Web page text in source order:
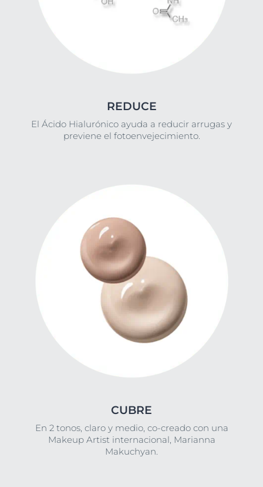
REDUCE
El Ácido Hialurónico ayuda a reducir arrugas y
previene el fotoenvejecimiento.
CUBRE
En 2 tonos, claro y medio, co-creado con una
Makeup Artist internacional, Marianna
Makuchyan.